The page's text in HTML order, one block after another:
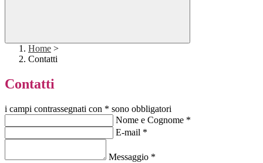
Home >
Contatti
Contatti
i campi contrassegnati con * sono obbligatori
Nome e Cognome *
E-mail *
Messaggio *